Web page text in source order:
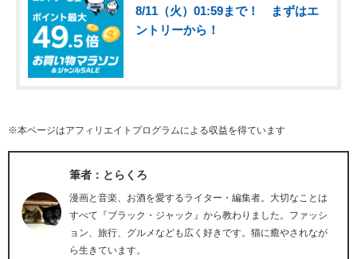
8/11（火）01:59まで！ まずはエ
ントリーから！
※本ページはアフィリエイトプログラムによる収益を得ています
筆者：とらくろ
漫画と音楽、お酒を愛するライター・編集者。大切なことは
すべて『ブラック・ジャック』から教わりました。ファッシ
ョン、旅行、グルメなども広く好きです。猫に癒やされなが
ら生きています。